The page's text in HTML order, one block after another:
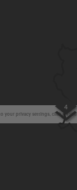
your privacy settings, click on
4